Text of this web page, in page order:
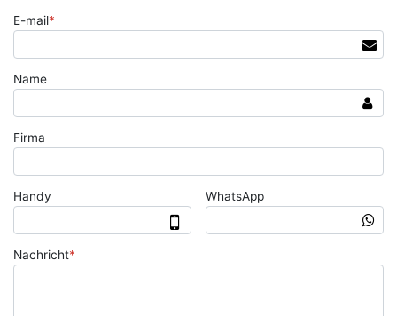
E-mail*
Name
Firma
Handy WhatsApp
Nachricht*